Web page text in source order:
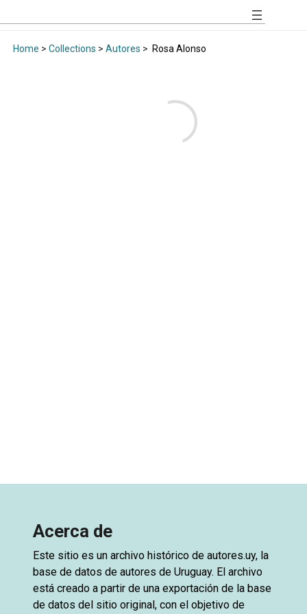
Home > Collections > Autores > Rosa Alonso
Acerca de
Este sitio es un archivo histórico de autores.uy, la
base de datos de autores de Uruguay. El archivo
está creado a partir de una exportación de la base
de datos del sitio original, con el objetivo de